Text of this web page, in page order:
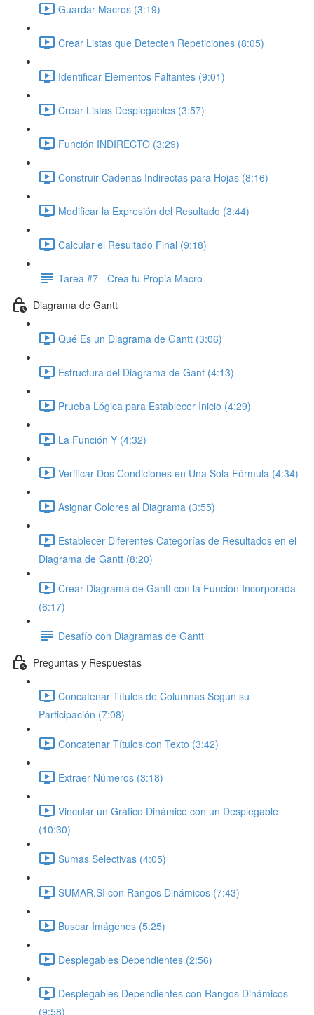
Guardar Macros (3:19)
Crear Listas que Detecten Repeticiones (8:05)
Identificar Elementos Faltantes (9:01)
Crear Listas Desplegables (3:57)
Función INDIRECTO (3:29)
Construir Cadenas Indirectas para Hojas (8:16)
Modificar la Expresión del Resultado (3:44)
Calcular el Resultado Final (9:18)
Tarea #7 - Crea tu Propia Macro
Diagrama de Gantt
Qué Es un Diagrama de Gantt (3:06)
Estructura del Diagrama de Gant (4:13)
Prueba Lógica para Establecer Inicio (4:29)
La Función Y (4:32)
Verificar Dos Condiciones en Una Sola Fórmula (4:34)
Asignar Colores al Diagrama (3:55)
Establecer Diferentes Categorías de Resultados en el
Diagrama de Gantt (8:20)
Crear Diagrama de Gantt con la Función Incorporada
(6:17)
Desafío con Diagramas de Gantt
Preguntas y Respuestas
Concatenar Títulos de Columnas Según su
Participación (7:08)
Concatenar Títulos con Texto (3:42)
Extraer Números (3:18)
Vincular un Gráfico Dinámico con un Desplegable
(10:30)
Sumas Selectivas (4:05)
SUMAR.SI con Rangos Dinámicos (7:43)
Buscar Imágenes (5:25)
Desplegables Dependientes (2:56)
Desplegables Dependientes con Rangos Dinámicos
(9:58)